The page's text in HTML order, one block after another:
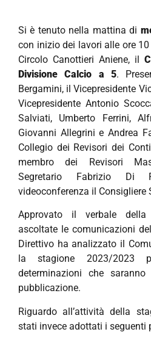
Si è tenuto nella mattina di
con inizio dei lavori alle ore
Circolo Canottieri Aniene, il
Divisione Calcio a 5.
Bergamini, il Vicepresidente
Vicepresidente Antonio
Salviati, Umberto Ferrini,
Giovanni Allegrini e Andrea
Collegio dei Revisori dei
membro dei Revisori
Segretario Fabrizio Di
videoconferenza il Consigliere
Approvato il verbale della
ascoltate le comunicazioni
Direttivo ha analizzato il
la stagione 2023/2023
determinazioni che
pubblicazione.
Riguardo all’attività della
stati invece adottati i seguenti